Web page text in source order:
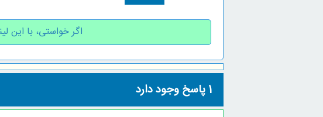
اگر خواستی، با این
1پاسخ وجود دارد